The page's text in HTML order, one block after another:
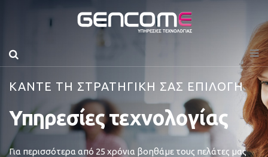
ΚΑΝΤΕ ΤΗ ΣΤΡΑΤΗΓΙΚΗ ΣΑΣ ΕΠΙΛΟΓΗ
Υπηρεσίες τεχνολογίας
Για περισσότερα από 25 χρόνια βοηθάμε τους πελάτες μας